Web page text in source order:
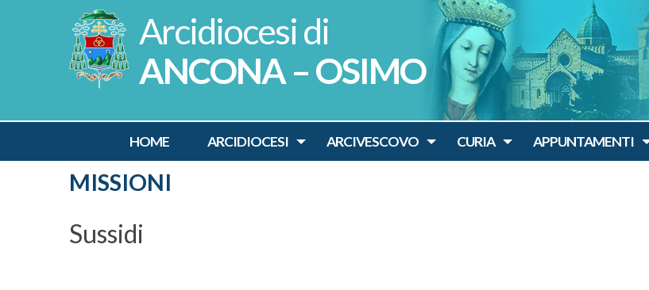
MISSIONI
ANCONA – OSIMO
HOME ARCIDIOCESI ARCIVESCOVO CURIA APPUNTAMENTI
Sussidi